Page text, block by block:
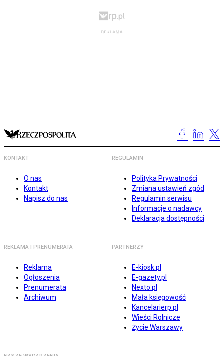
KONTAKT
O nas
Kontakt
Napisz do nas
REGULAMIN
Polityka Prywatności
Zmiana ustawień zgód
Regulamin serwisu
Informacje o nadawcy
Deklaracja dostępności
REKLAMA I PRENUMERATA
Reklama
Ogłoszenia
Prenumerata
Archiwum
PARTNERZY
E-kiosk.pl
E-gazety.pl
Nexto.pl
Mała księgowość
Kancelarierp.pl
Wieści Rolnicze
Życie Warszawy